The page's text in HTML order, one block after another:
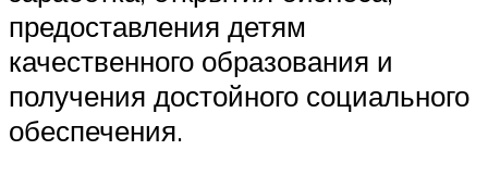
предоставления детям
качественного образования и
получения достойного социального
обеспечения.